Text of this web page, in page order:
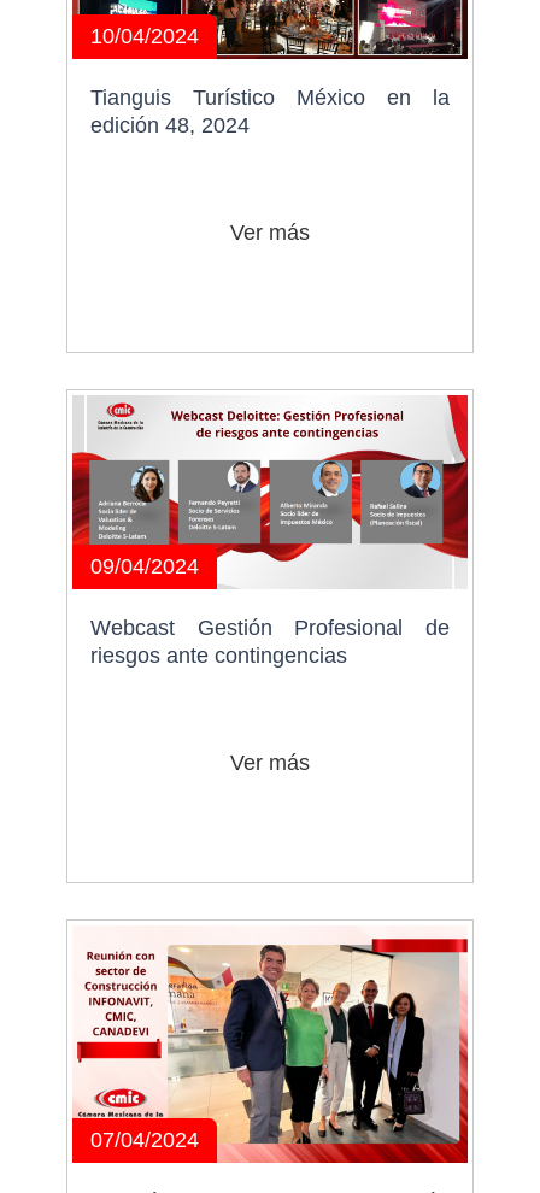
10/04/2024
Tianguis Turístico México en la
edición 48, 2024
Ver más
09/04/2024
Webcast Gestión Profesional de
riesgos ante contingencias
Ver más
07/04/2024